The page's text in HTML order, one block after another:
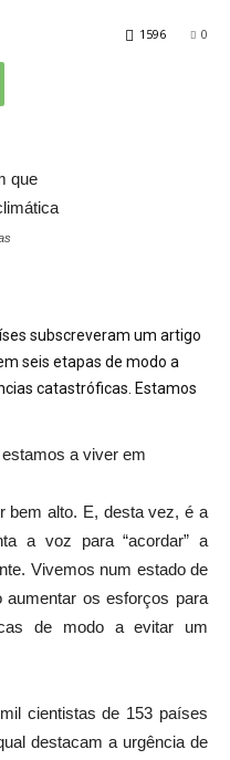
0
1596
subscreveram um artigo
seis etapas de modo a
catastróficas. Estamos
a viver em
bem alto. E, desta vez, é a
a voz para “acordar” a
Vivemos num estado de
os esforços para
de modo a evitar um
cientistas de 153 países
destacam a urgência de